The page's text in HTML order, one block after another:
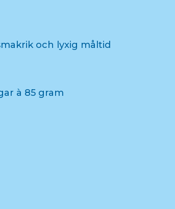
och lyxig måltid
à 85 gram